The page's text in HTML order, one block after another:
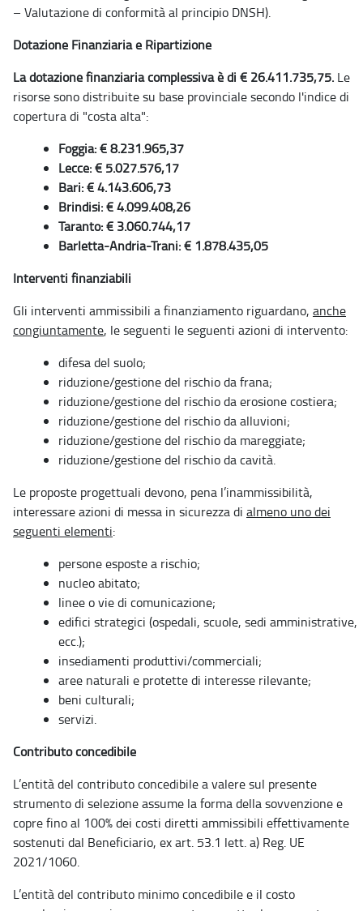
– Valutazione di conformità al principio DNSH).
Dotazione Finanziaria e Ripartizione
La dotazione finanziaria complessiva è di € 26.411.735,75. Le
risorse sono distribuite su base provinciale secondo l'indice di
copertura di "costa alta":
Foggia: € 8.231.965,37
Lecce: € 5.027.576,17
Bari: € 4.143.606,73
Brindisi: € 4.099.408,26
Taranto: € 3.060.744,17
Barletta-Andria-Trani: € 1.878.435,05
Interventi finanziabili
Gli interventi ammissibili a finanziamento riguardano, anche
congiuntamente, le seguenti le seguenti azioni di intervento:
difesa del suolo;
riduzione/gestione del rischio da frana;
riduzione/gestione del rischio da erosione costiera;
riduzione/gestione del rischio da alluvioni;
riduzione/gestione del rischio da mareggiate;
riduzione/gestione del rischio da cavità.
Le proposte progettuali devono, pena l’inammissibilità,
interessare azioni di messa in sicurezza di almeno uno dei
seguenti elementi:
persone esposte a rischio;
nucleo abitato;
linee o vie di comunicazione;
edifici strategici (ospedali, scuole, sedi amministrative,
ecc.);
insediamenti produttivi/commerciali;
aree naturali e protette di interesse rilevante;
beni culturali;
servizi.
Contributo concedibile
L’entità del contributo concedibile a valere sul presente
strumento di selezione assume la forma della sovvenzione e
copre fino al 100% dei costi diretti ammissibili effettivamente
sostenuti dal Beneficiario, ex art. 53.1 lett. a) Reg. UE
2021/1060.
L’entità del contributo minimo concedibile e il costo